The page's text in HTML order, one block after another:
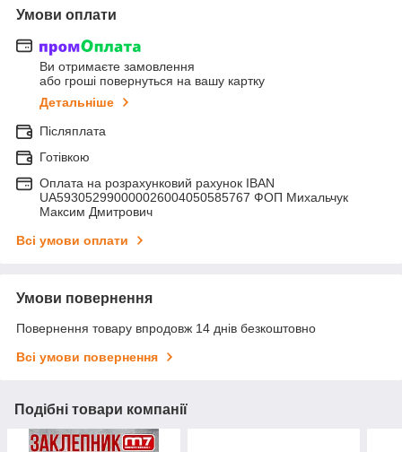
Умови оплати
Ви отримаєте замовлення
або гроші повернуться на вашу картку
Детальніше
Післяплата
Готівкою
Оплата на розрахунковий рахунок IBAN
UA593052990000026004050585767 ФОП Михальчук
Максим Дмитрович
Всі умови оплати
Умови повернення
Повернення товару впродовж 14 днів безкоштовно
Всі умови повернення
Подібні товари компанії